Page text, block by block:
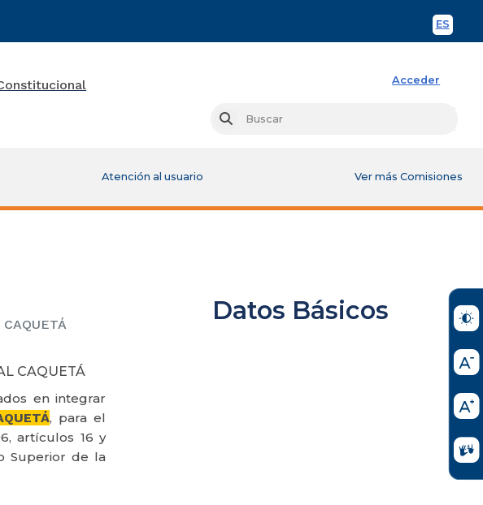
ES
Acceder
Buscar
Atención al usuario Ver más Comisiones
CAQUETÁ
en integrar
, para el
artículos 16 y
Superior de la
Datos Básicos